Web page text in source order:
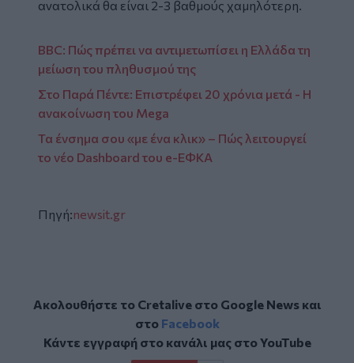
ανατολικά θα είναι 2-3 βαθμούς χαμηλότερη.
ΒΒC: Πώς πρέπει να αντιμετωπίσει η Ελλάδα τη
μείωση του πληθυσμού της
Στο Παρά Πέντε: Επιστρέφει 20 χρόνια μετά - Η
ανακοίνωση του Mega
Τα ένσημα σου «με ένα κλικ» – Πώς λειτουργεί
το νέο Dashboard του e-ΕΦΚΑ
Πηγή:newsit.gr
Ακολουθήστε το Cretalive στο Google Newsκαι
στο Facebook
Κάντε εγγραφή στο κανάλι μας στοYouTube